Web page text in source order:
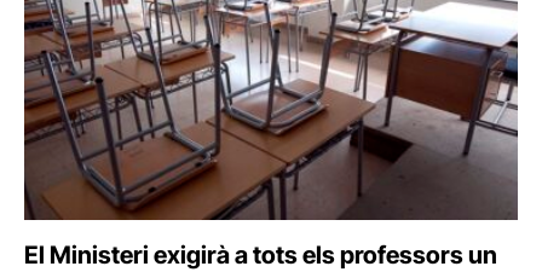
El Ministeri exigirà a tots els professors un